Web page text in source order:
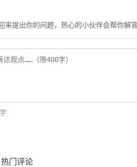
来提出你的问题，热心的小伙伴会帮你解
热门评论